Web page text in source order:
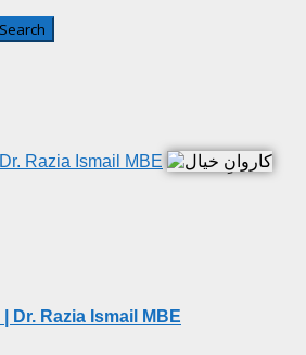
Razia Ismail MBE
Dr. Razia Ismail MBE